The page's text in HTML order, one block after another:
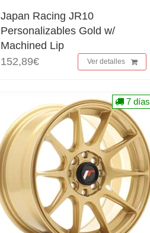
Japan Racing JR10
Personalizables Gold w/
Machined Lip
152,89€
Ver detalles
7 días